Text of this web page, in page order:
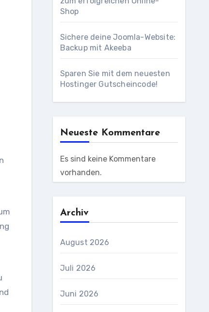
Shop
Sichere deine Joomla-Website:
Backup mit Akeeba
Sparen Sie mit dem neuesten
Hostinger Gutscheincode!
Neueste Kommentare
Es sind keine Kommentare
vorhanden.
Archiv
August 2026
Juli 2026
Juni 2026